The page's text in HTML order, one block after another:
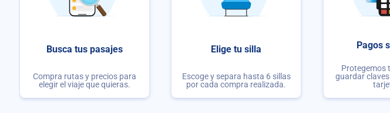
Busca tus pasajes
Compra rutas y precios para
elegir el viaje que quieras.
Elige tu silla
Escoge y separa hasta 6 sillas
por cada compra realizada.
Pagos
Protegemos
guardar